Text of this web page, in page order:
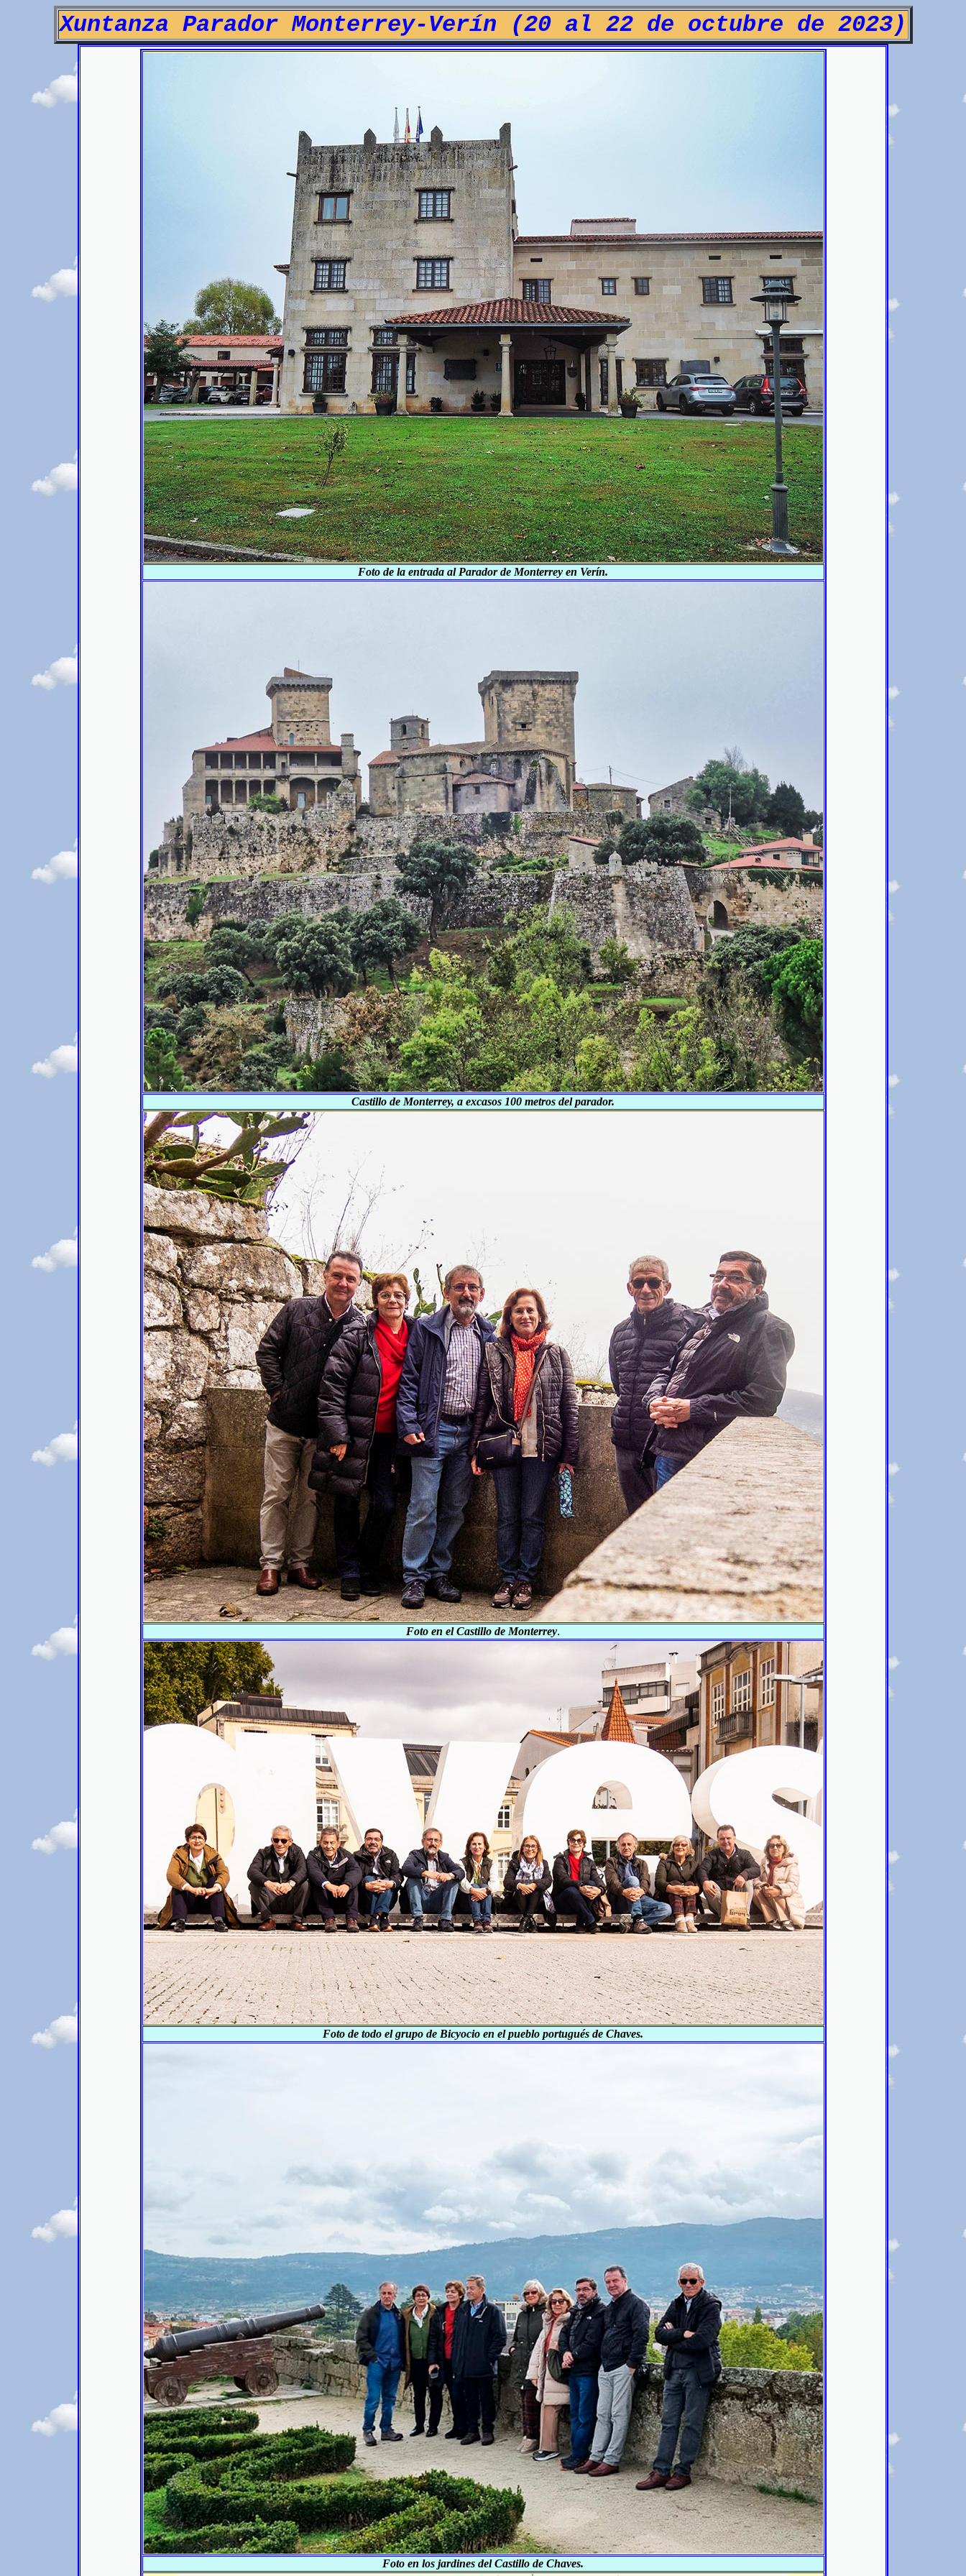
Xuntanza Parador Monterrey-Verín (20 al 22 de octubre de 2023)
Foto de la entrada al Parador de Monterrey en Verín.
Castillo de Monterrey, a excasos 100 metros del parador.
Foto en el Castillo de Monterrey.
Foto de todo el grupo de Bicyocio en el pueblo portugués de Chaves.
Foto en los jardines del Castillo de Chaves.